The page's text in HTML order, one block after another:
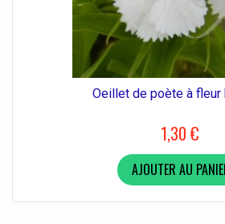
Oeillet de poète à fleur
1,30 €
AJOUTER AU